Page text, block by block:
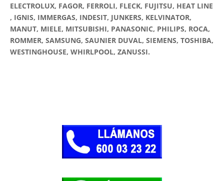
ELECTROLUX, FAGOR, FERROLI, FLECK, FUJITSU, HEAT LINE
, IGNIS, IMMERGAS, INDESIT, JUNKERS, KELVINATOR,
MANUT, MIELE, MITSUBISHI, PANASONIC, PHILIPS, ROCA,
ROMMER, SAMSUNG, SAUNIER DUVAL, SIEMENS, TOSHIBA,
WESTINGHOUSE, WHIRLPOOL, ZANUSSI.